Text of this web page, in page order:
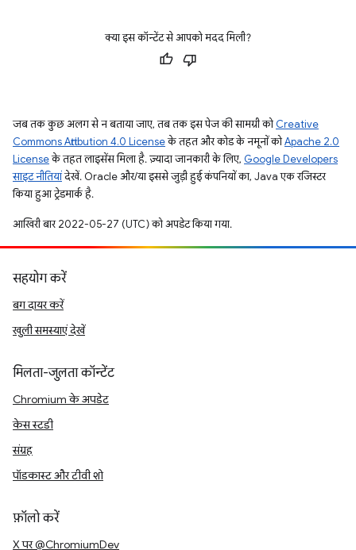
क्या इस कॉन्टेंट से आपको मदद मिली?
जब तक कुछ अलग से न बताया जाए, तब तक इस पेज की सामग्री कोCreative
Commons Attribution 4.0 Licenseके तहत और कोड के नमूनों कोApache 2.0
Licenseके तहत लाइसेंस मिला है. ज़्यादा जानकारी के लिए, Google Developers
साइट नीतियांदेखें. Oracle और/या इससे जुड़ी हुई कंपनियों का, Java एक रजिस्टर
किया हुआ ट्रेडमार्क है.
आखिरी बार 2022-05-27 (UTC) को अपडेट किया गया.
सहयोग करें
बग दायर करें
खुली समस्याएं देखें
मिलता-जुलता कॉन्टेंट
Chromium के अपडेट
केस स्टडी
संग्रह
पॉडकास्ट और टीवी शो
फ़ॉलो करें
X पर @ChromiumDev